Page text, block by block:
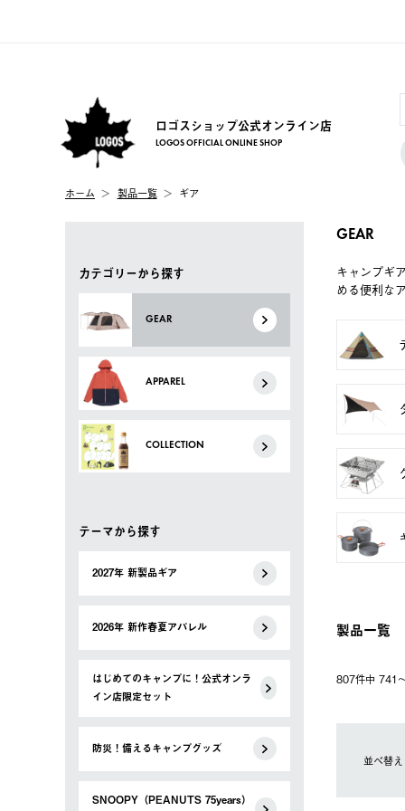
ロゴスショップ公式オンライン店
LOGOS OFFICIAL ONLINE SHOP
ホーム 製品一覧 ギア
カテゴリーから探す
GEAR
APPAREL
COLLECTION
テーマから探す
2027年 新製品ギア
2026年 新作春夏アパレル
はじめてのキャンプに！公式オンラ
イン店限定セット
防災！備えるキャンプグッズ
SNOOPY（PEANUTS 75years）
GEAR
キャンプギ
める便利な
製品一覧
807件中 741
並べ替え